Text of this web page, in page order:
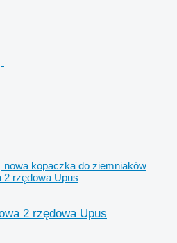
nowa kopaczka do ziemniaków
2 rzędowa Upus
2 rzędowa Upus